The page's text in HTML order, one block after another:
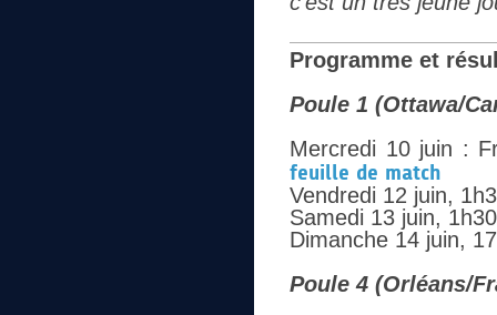
Programme et
Poule 1 (Ottawa/
Mercredi 10 juin :
feuille de match
Vendredi 12 juin,
Samedi 13 juin,
Dimanche 14 juin,
Poule 4 (Orléans/